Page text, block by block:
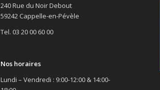
240 Rue du Noir Debout
59242 Cappelle-en-Pévèle
Tel. 03 20 00 60 00
Nos horaires
Lundi – Vendredi : 9:00-12:00 & 14:00-